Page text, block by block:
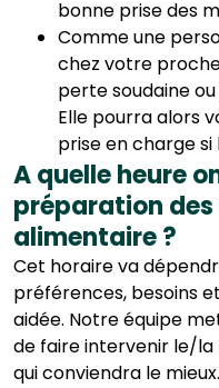
bonne prise des
Comme une
chez votre
perte soudaine
Elle pourra alors
prise en charge si
A quelle heure
préparation
alimentaire ?
Cet horaire va
préférences, besoins
aidée. Notre équipe
de faire intervenir le/la
qui conviendra le mieux.